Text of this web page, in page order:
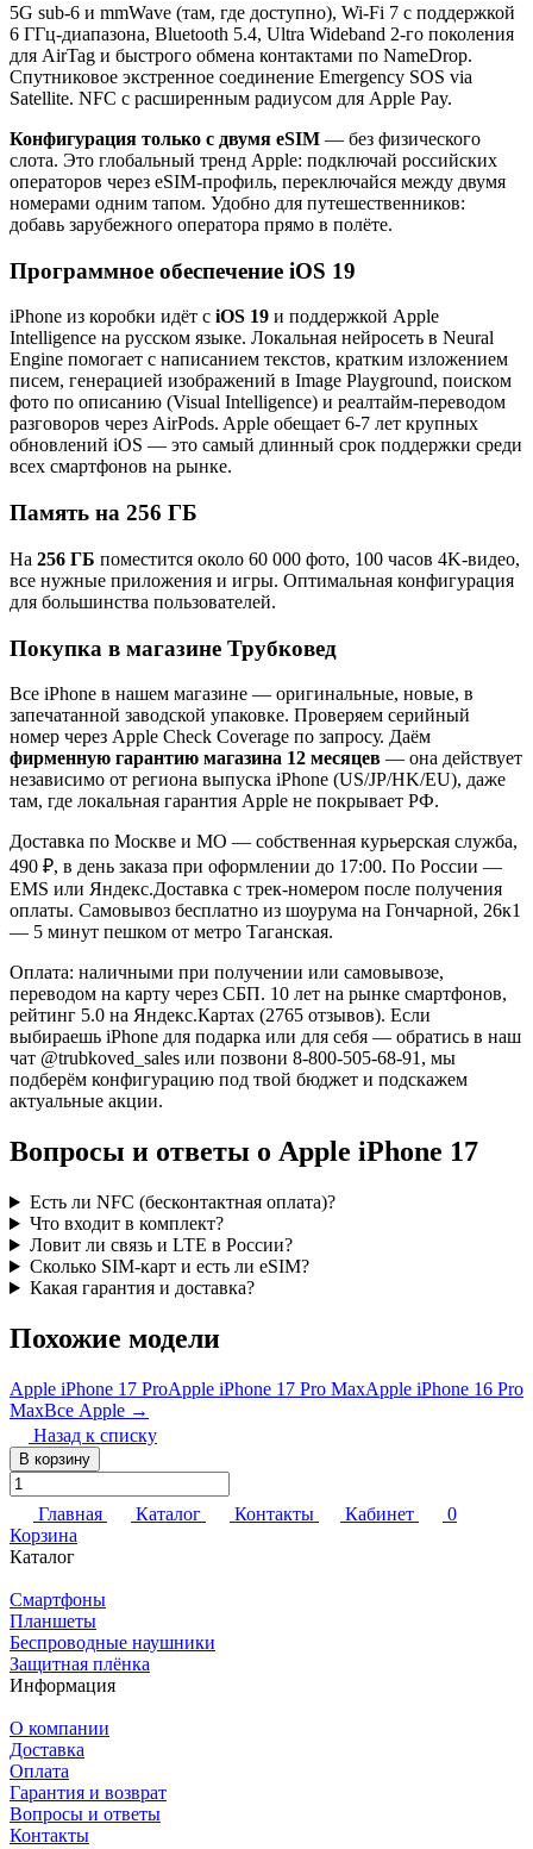
5G sub-6 и mmWave (там, где доступно), Wi-Fi 7 с поддержкой
6 ГГц-диапазона, Bluetooth 5.4, Ultra Wideband 2-го поколения
для AirTag и быстрого обмена контактами по NameDrop.
Спутниковое экстренное соединение Emergency SOS via
Satellite. NFC с расширенным радиусом для Apple Pay.
Конфигурация только с двумя eSIM — без физического
слота. Это глобальный тренд Apple: подключай российских
операторов через eSIM-профиль, переключайся между двумя
номерами одним тапом. Удобно для путешественников:
добавь зарубежного оператора прямо в полёте.
Программное обеспечение iOS 19
iPhone из коробки идёт с iOS 19 и поддержкой Apple
Intelligence на русском языке. Локальная нейросеть в Neural
Engine помогает с написанием текстов, кратким изложением
писем, генерацией изображений в Image Playground, поиском
фото по описанию (Visual Intelligence) и реалтайм-переводом
разговоров через AirPods. Apple обещает 6-7 лет крупных
обновлений iOS — это самый длинный срок поддержки среди
всех смартфонов на рынке.
Память на 256 ГБ
На 256 ГБ поместится около 60 000 фото, 100 часов 4K-видео,
все нужные приложения и игры. Оптимальная конфигурация
для большинства пользователей.
Покупка в магазине Трубковед
Все iPhone в нашем магазине — оригинальные, новые, в
запечатанной заводской упаковке. Проверяем серийный
номер через Apple Check Coverage по запросу. Даём
фирменную гарантию магазина 12 месяцев — она действует
независимо от региона выпуска iPhone (US/JP/HK/EU), даже
там, где локальная гарантия Apple не покрывает РФ.
Доставка по Москве и МО — собственная курьерская служба,
490 ₽, в день заказа при оформлении до 17:00. По России —
EMS или Яндекс.Доставка с трек-номером после получения
оплаты. Самовывоз бесплатно из шоурума на Гончарной, 26к1
— 5 минут пешком от метро Таганская.
Оплата: наличными при получении или самовывозе,
переводом на карту через СБП. 10 лет на рынке смартфонов,
рейтинг 5.0 на Яндекс.Картах (2765 отзывов). Если
выбираешь iPhone для подарка или для себя — обратись в наш
чат @trubkoved_sales или позвони 8-800-505-68-91, мы
подберём конфигурацию под твой бюджет и подскажем
актуальные акции.
Вопросы и ответы о Apple iPhone 17
Есть ли NFC (бесконтактная оплата)?
Что входит в комплект?
Ловит ли связь и LTE в России?
Сколько SIM-карт и есть ли eSIM?
Какая гарантия и доставка?
Похожие модели
Apple iPhone 17 ProApple iPhone 17 Pro MaxApple iPhone 16 Pro
MaxВсе Apple →
Назад к списку
В корзину
Главная Каталог Контакты Кабинет
0
Корзина
Каталог
Смартфоны
Планшеты
Беспроводные наушники
Защитная плёнка
Информация
О компании
Доставка
Оплата
Гарантия и возврат
Вопросы и ответы
Контакты